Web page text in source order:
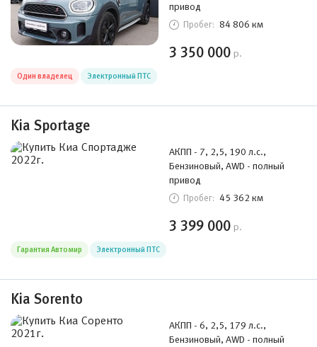
привод
Пробег: 84 806 км
3 350 000 р.
Один владелец Электронный ПТС
Kia Sportage
АКПП - 7, 2,5, 190 л.с.,
Бензиновый, AWD - полный
привод
Пробег: 45 362 км
3 399 000 р.
Гарантия Автомир Электронный ПТС
Kia Sorento
АКПП - 6, 2,5, 179 л.с.,
Бензиновый, AWD - полный